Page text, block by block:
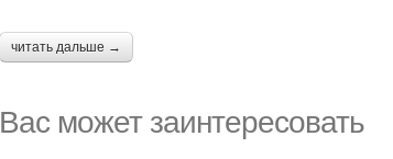
читать дальше →
Вас может заинтересовать